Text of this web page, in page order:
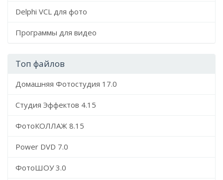
Delphi VCL для фото
Программы для видео
Топ файлов
Домашняя Фотостудия 17.0
Студия Эффектов 4.15
ФотоКОЛЛАЖ 8.15
Power DVD 7.0
ФотоШОУ 3.0